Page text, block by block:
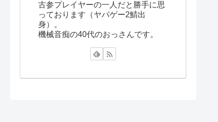
古参プレイヤーの一人だと勝手に思
っております（ヤバゲー2鯖出
身）。
機械音痴の40代のおっさんです。